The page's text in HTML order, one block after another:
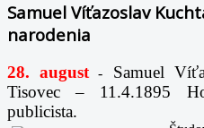
Samuel Víťazoslav
narodenia
28. august -
Samuel
Tisovec – 11.4.1895
publicista.